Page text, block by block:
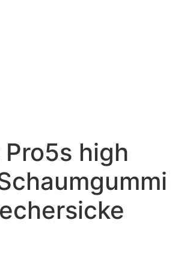
high